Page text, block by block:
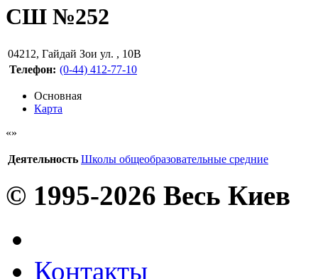
СШ №252
04212, Гайдай Зои ул. , 10В
Телефон: (0-44) 412-77-10
Основная
Карта
Деятельность Школы общеобразовательные средние
© 1995-2026 Весь Киев
Контакты